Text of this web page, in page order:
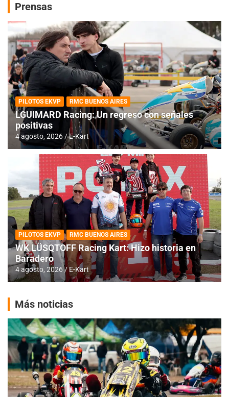
Prensas
PILOTOS EKVP RMC BUENOS AIRES
LGUIMARD Racing: Un regreso con señales
positivas
4 agosto, 2026 E-Kart
PILOTOS EKVP RMC BUENOS AIRES
WK LÜSQTOFF Racing Kart: Hizo historia en
Baradero
4 agosto, 2026 E-Kart
Más noticias